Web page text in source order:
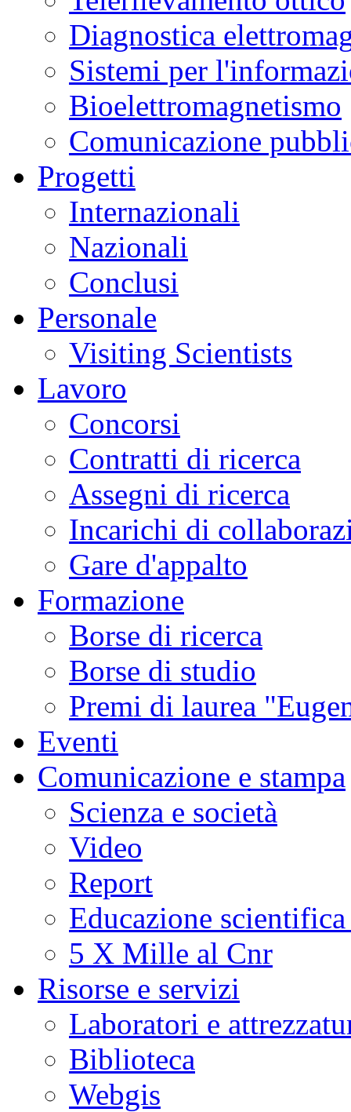
Diagnostica
Sistemi per
Bioelettromagnetismo
Comunicazione
Progetti
Internazionali
Nazionali
Conclusi
Personale
Visiting Scientists
Lavoro
Concorsi
Contratti di ricerca
Assegni di ricerca
Incarichi di
Gare d'appalto
Formazione
Borse di ricerca
Borse di studio
Premi di laurea
Eventi
Comunicazione e stampa
Scienza e società
Video
Report
Educazione
5 X Mille al Cnr
Risorse e servizi
Laboratori e
Biblioteca
Webgis